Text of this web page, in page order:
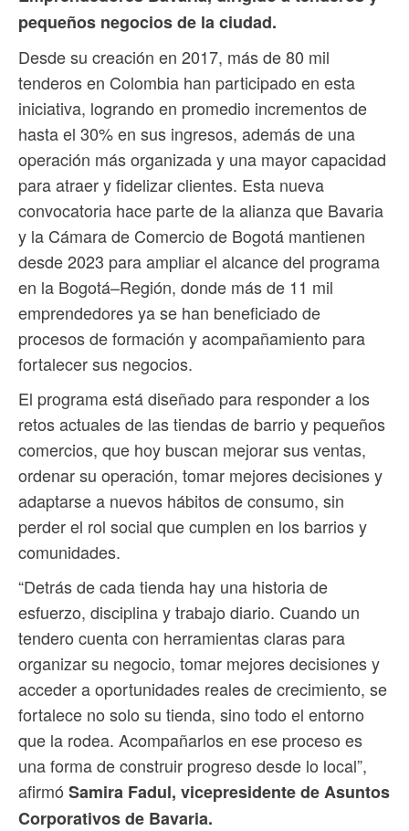
pequeños negocios de la ciudad.
Desde su creación en 2017, más de 80 mil
tenderos en Colombia han participado en esta
iniciativa, logrando en promedio incrementos de
hasta el 30% en sus ingresos, además de una
operación más organizada y una mayor capacidad
para atraer y fidelizar clientes. Esta nueva
convocatoria hace parte de la alianza que Bavaria
y la Cámara de Comercio de Bogotá mantienen
desde 2023 para ampliar el alcance del programa
en la Bogotá–Región, donde más de 11 mil
emprendedores ya se han beneficiado de
procesos de formación y acompañamiento para
fortalecer sus negocios.
El programa está diseñado para responder a los
retos actuales de las tiendas de barrio y pequeños
comercios, que hoy buscan mejorar sus ventas,
ordenar su operación, tomar mejores decisiones y
adaptarse a nuevos hábitos de consumo, sin
perder el rol social que cumplen en los barrios y
comunidades.
“Detrás de cada tienda hay una historia de
esfuerzo, disciplina y trabajo diario. Cuando un
tendero cuenta con herramientas claras para
organizar su negocio, tomar mejores decisiones y
acceder a oportunidades reales de crecimiento, se
fortalece no solo su tienda, sino todo el entorno
que la rodea. Acompañarlos en ese proceso es
una forma de construir progreso desde lo local”,
afirmó Samira Fadul, vicepresidente de Asuntos
Corporativos de Bavaria.